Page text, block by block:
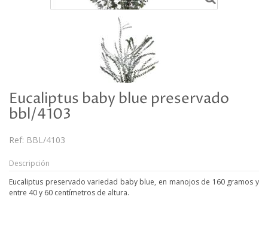
Eucaliptus baby blue preservado
bbl/4103
Ref: BBL/4103
Descripción
Eucaliptus preservado variedad baby blue, en manojos de 160 gramos y
entre 40 y 60 centímetros de altura.